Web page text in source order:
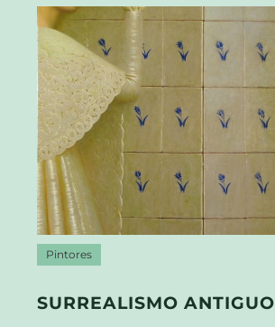
Pintores
SURREALISMO ANTIGUO